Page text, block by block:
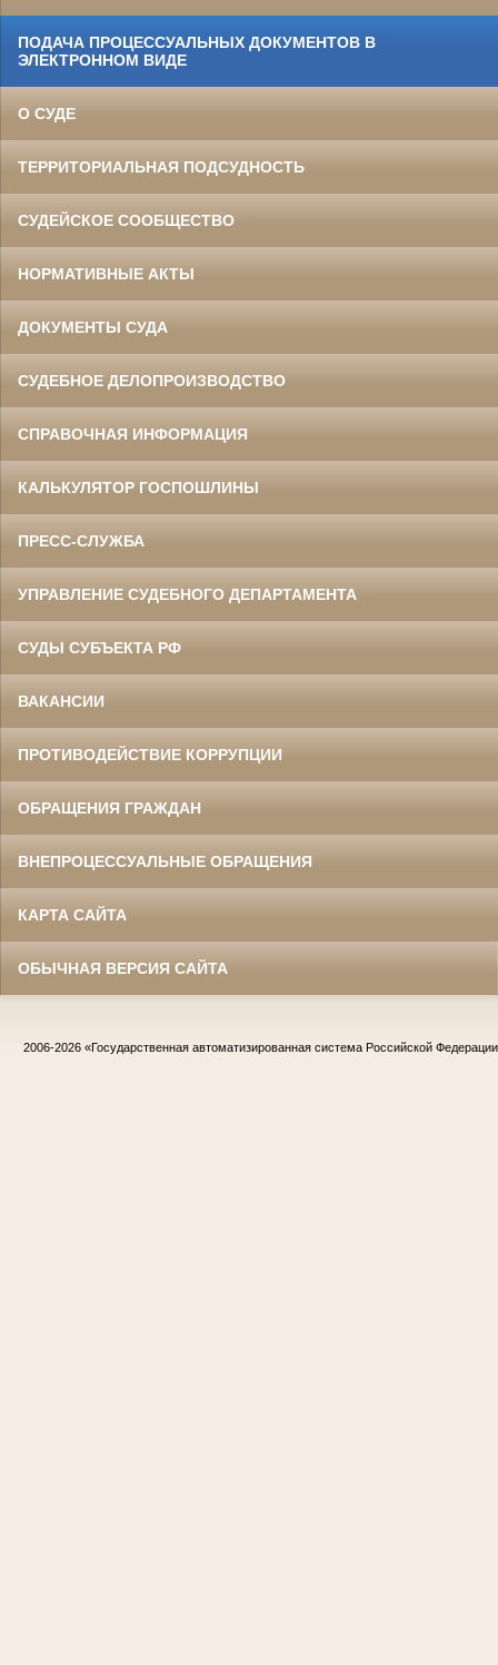
ПОДАЧА ПРОЦЕССУАЛЬНЫХ ДОКУМЕНТОВ В
ЭЛЕКТРОННОМ ВИДЕ
О СУДЕ
ТЕРРИТОРИАЛЬНАЯ ПОДСУДНОСТЬ
СУДЕЙСКОЕ СООБЩЕСТВО
НОРМАТИВНЫЕ АКТЫ
ДОКУМЕНТЫ СУДА
СУДЕБНОЕ ДЕЛОПРОИЗВОДСТВО
СПРАВОЧНАЯ ИНФОРМАЦИЯ
КАЛЬКУЛЯТОР ГОСПОШЛИНЫ
ПРЕСС-СЛУЖБА
УПРАВЛЕНИЕ СУДЕБНОГО ДЕПАРТАМЕНТА
СУДЫ СУБЪЕКТА РФ
ВАКАНСИИ
ПРОТИВОДЕЙСТВИЕ КОРРУПЦИИ
ОБРАЩЕНИЯ ГРАЖДАН
ВНЕПРОЦЕССУАЛЬНЫЕ ОБРАЩЕНИЯ
КАРТА САЙТА
ОБЫЧНАЯ ВЕРСИЯ САЙТА
2006-2026 «Государственная автоматизированная система Российской